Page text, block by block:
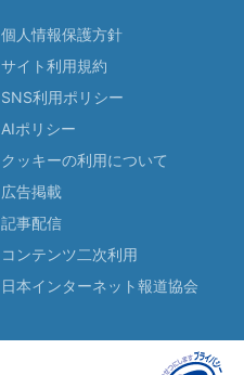
個人情報保護方針
サイト利用規約
SNS利用ポリシー
AIポリシー
クッキーの利用について
広告掲載
記事配信
コンテンツ二次利用
日本インターネット報道協会